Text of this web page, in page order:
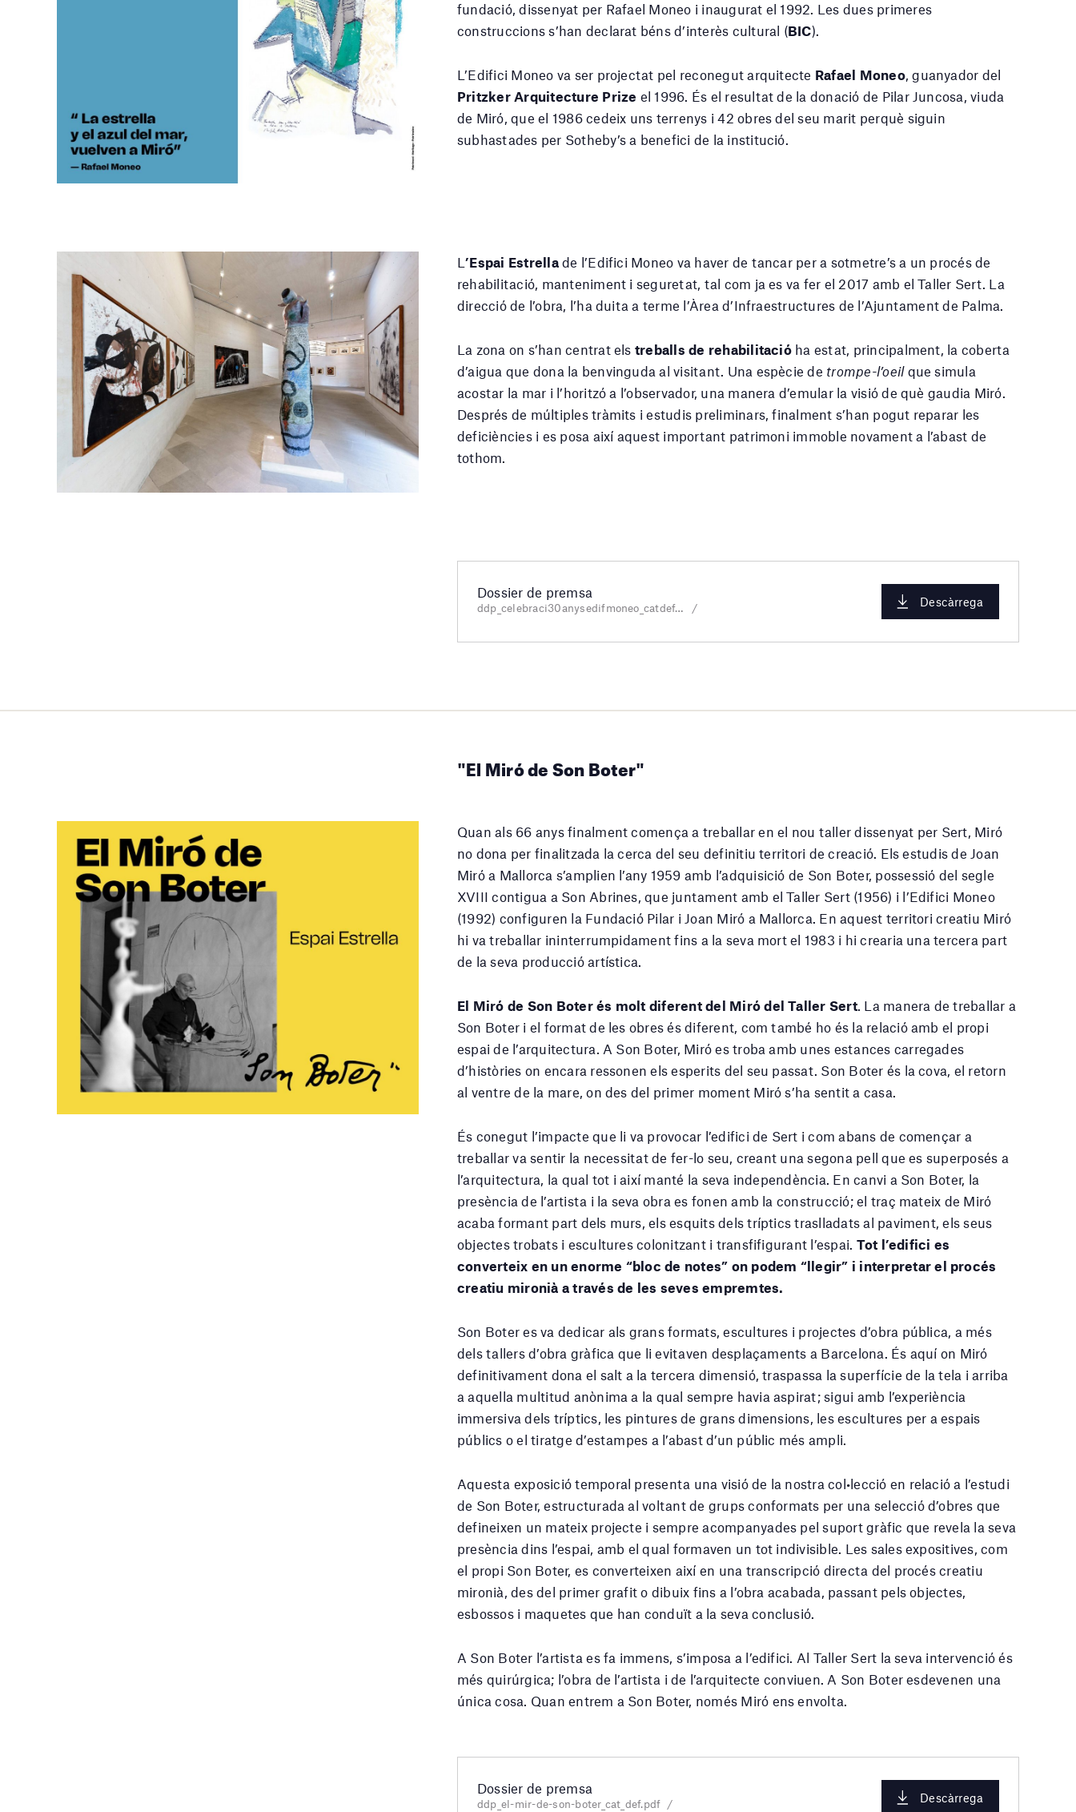
fundació, dissenyat per Rafael Moneo i inaugurat el 1992. Les dues primeres
construccions s’han declarat béns d’interès cultural (BIC).
L’Edifici Moneo va ser projectat pel reconegut arquitecte Rafael Moneo, guanyador del
Pritzker Arquitecture Prize el 1996. És el resultat de la donació de Pilar Juncosa, viuda
de Miró, que el 1986 cedeix uns terrenys i 42 obres del seu marit perquè siguin
subhastades per Sotheby’s a benefici de la institució.
L’Espai Estrellade l’Edifici Moneo va haver de tancar per a sotmetre’s a un procés de
rehabilitació, manteniment i seguretat, tal com ja es va fer el 2017 amb el Taller Sert. La
direcció de l’obra, l’ha duita a terme l’Àrea d’Infraestructures de l’Ajuntament de Palma.
La zona on s’han centrat els treballs de rehabilitacióha estat, principalment, la coberta
d’aigua que dona la benvinguda al visitant. Una espècie de trompe-l’oeilque simula
acostar la mar i l’horitzó a l’observador, una manera d’emular la visió de què gaudia Miró.
Després de múltiples tràmits i estudis preliminars, finalment s’han pogut reparar les
deficiències i es posa així aquest important patrimoni immoble novament a l’abast de
tothom.
Dossier de premsa
ddp_celebraci30anysedifmoneo_catdef.pdf Descàrrega
"El Miró de Son Boter"
Quan als 66 anys finalment comença a treballar en el nou taller dissenyat per Sert, Miró
no dona per finalitzada la cerca del seu definitiu territori de creació. Els estudis de Joan
Miró a Mallorca s’amplien l’any 1959 amb l’adquisició de Son Boter, possessió del segle
XVIII contigua a Son Abrines, que juntament amb el Taller Sert (1956) i l’Edifici Moneo
(1992) configuren la Fundació Pilar i Joan Miró a Mallorca. En aquest territori creatiu Miró
hi va treballar ininterrumpidament fins a la seva mort el 1983 i hi crearia una tercera part
de la seva producció artística.
El Miró de Son Boter és molt diferent del Miró del Taller Sert. La manera de treballar a
Son Boter i el format de les obres és diferent, com també ho és la relació amb el propi
espai de l’arquitectura. A Son Boter, Miró es troba amb unes estances carregades
d’històries on encara ressonen els esperits del seu passat. Son Boter és la cova, el retorn
al ventre de la mare, on des del primer moment Miró s’ha sentit a casa.
És conegut l’impacte que li va provocar l’edifici de Sert i com abans de començar a
treballar va sentir la necessitat de fer-lo seu, creant una segona pell que es superposés a
l’arquitectura, la qual tot i així manté la seva independència. En canvi a Son Boter, la
presència de l’artista i la seva obra es fonen amb la construcció; el traç mateix de Miró
acaba formant part dels murs, els esquits dels tríptics traslladats al paviment, els seus
objectes trobats i escultures colonitzant i transfifigurant l’espai. Tot l’edifici es
converteix en un enorme “bloc de notes” on podem “llegir” i interpretar el procés
creatiu mironià a través de les seves empremtes.
Son Boter es va dedicar als grans formats, escultures i projectes d’obra pública, a més
dels tallers d’obra gràfica que li evitaven desplaçaments a Barcelona. És aquí on Miró
definitivament dona el salt a la tercera dimensió, traspassa la superfície de la tela i arriba
a aquella multitud anònima a la qual sempre havia aspirat; sigui amb l’experiència
immersiva dels tríptics, les pintures de grans dimensions, les escultures per a espais
públics o el tiratge d’estampes a l’abast d’un públic més ampli.
Aquesta exposició temporal presenta una visió de la nostra col•lecció en relació a l’estudi
de Son Boter, estructurada al voltant de grups conformats per una selecció d’obres que
defineixen un mateix projecte i sempre acompanyades pel suport gràfic que revela la seva
presència dins l’espai, amb el qual formaven un tot indivisible. Les sales expositives, com
el propi Son Boter, es converteixen així en una transcripció directa del procés creatiu
mironià, des del primer grafit o dibuix fins a l’obra acabada, passant pels objectes,
esbossos i maquetes que han conduït a la seva conclusió.
A Son Boter l’artista es fa immens, s’imposa a l’edifici. Al Taller Sert la seva intervenció és
més quirúrgica; l’obra de l’artista i de l’arquitecte conviuen. A Son Boter esdevenen una
única cosa. Quan entrem a Son Boter, només Miró ens envolta.
Dossier de premsa
ddp_el-mir-de-son-boter_cat_def.pdf Descàrrega